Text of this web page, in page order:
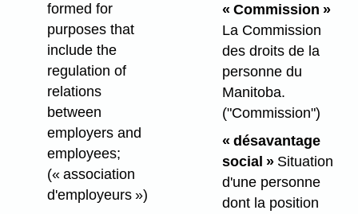
formed for
purposes that
include the
regulation of
relations
between
employers and
employees;
(« association
d'employeurs »)
« Commission »
La Commission
des droits de la
personne du
Manitoba.
("Commission")
« désavantage
social »Situation
d'une personne
dont la position